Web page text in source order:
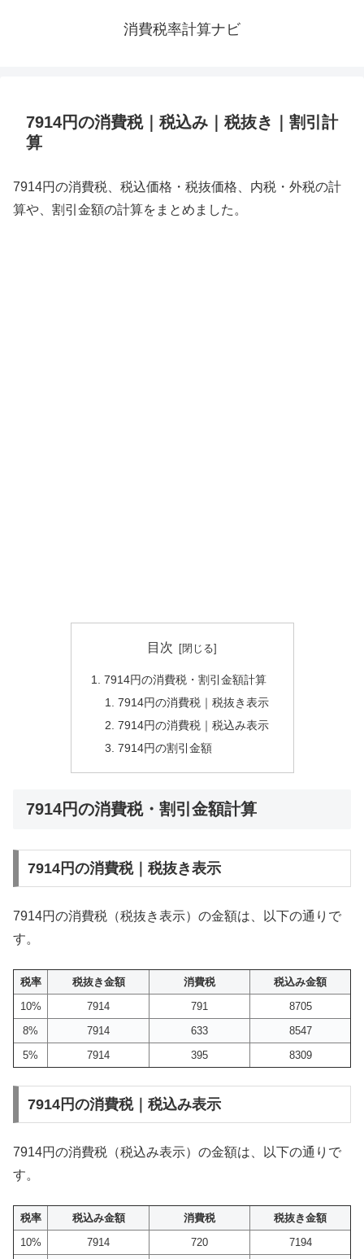
消費税率計算ナビ
7914円の消費税｜税込み｜税抜き｜割引計
算
7914円の消費税、税込価格・税抜価格、内税・外税の計
算や、割引金額の計算をまとめました。
目次
7914円の消費税・割引金額計算
7914円の消費税｜税抜き表示
7914円の消費税｜税込み表示
7914円の割引金額
7914円の消費税・割引金額計算
7914円の消費税｜税抜き表示
7914円の消費税（税抜き表示）の金額は、以下の通りで
す。
税率 税抜き金額 消費税
税込み金額
10%
7914 791
8705
8%
7914 633
8547
5%
7914 395 8309
7914円の消費税｜税込み表示
7914円の消費税（税込み表示）の金額は、以下の通りで
す。
税率 税込み金額 消費税
税抜き金額
10%
7914 720
7194